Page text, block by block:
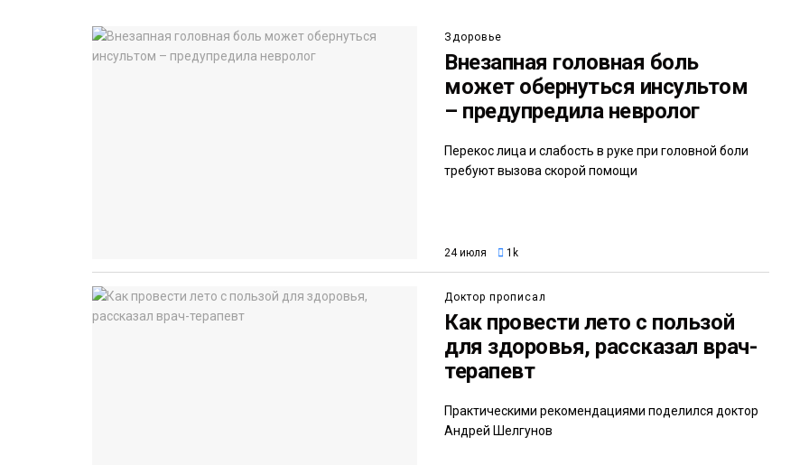
Здоровье
Внезапная головная боль
может обернуться инсультом
– предупредила невролог
Перекос лица и слабость в руке при головной боли
требуют вызова скорой помощи
24 июля 1k
Доктор прописал
Как провести лето с пользой
для здоровья, рассказал врач-
терапевт
Практическими рекомендациями поделился доктор
Андрей Шелгунов